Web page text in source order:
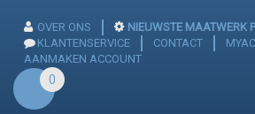
OVER ONS NIEUWSTE MAATWERK
KLANTENSERVICE
CONTACT
AANMAKEN ACCOUNT
0